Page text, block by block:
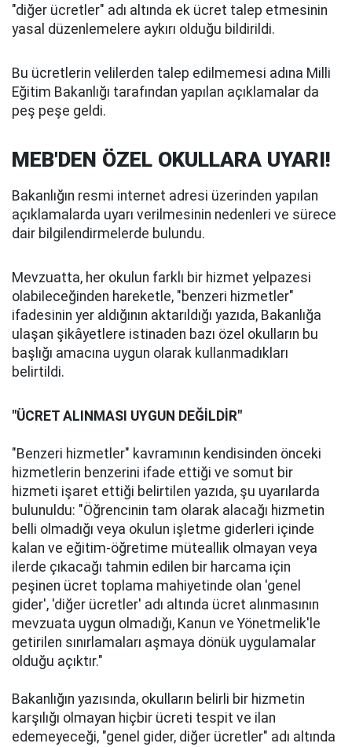
"diğer ücretler" adı altında ek ücret talep etmesinin
yasal düzenlemelere aykırı olduğu bildirildi.
Bu ücretlerin velilerden talep edilmemesi adına Milli
Eğitim Bakanlığı tarafından yapılan açıklamalar da
peş peşe geldi.
MEB'DEN ÖZEL OKULLARA UYARI!
Bakanlığın resmi internet adresi üzerinden yapılan
açıklamalarda uyarı verilmesinin nedenleri ve sürece
dair bilgilendirmelerde bulundu.
Mevzuatta, her okulun farklı bir hizmet yelpazesi
olabileceğinden hareketle, "benzeri hizmetler"
ifadesinin yer aldığının aktarıldığı yazıda, Bakanlığa
ulaşan şikâyetlere istinaden bazı özel okulların bu
başlığı amacına uygun olarak kullanmadıkları
belirtildi.
"ÜCRET ALINMASI UYGUN DEĞİLDİR"
"Benzeri hizmetler" kavramının kendisinden önceki
hizmetlerin benzerini ifade ettiği ve somut bir
hizmeti işaret ettiği belirtilen yazıda, şu uyarılarda
bulunuldu: "Öğrencinin tam olarak alacağı hizmetin
belli olmadığı veya okulun işletme giderleri içinde
kalan ve eğitim-öğretime müteallik olmayan veya
ilerde çıkacağı tahmin edilen bir harcama için
peşinen ücret toplama mahiyetinde olan 'genel
gider', 'diğer ücretler' adı altında ücret alınmasının
mevzuata uygun olmadığı, Kanun ve Yönetmelik'le
getirilen sınırlamaları aşmaya dönük uygulamalar
olduğu açıktır."
Bakanlığın yazısında, okulların belirli bir hizmetin
karşılığı olmayan hiçbir ücreti tespit ve ilan
edemeyeceği, "genel gider, diğer ücretler" adı altında